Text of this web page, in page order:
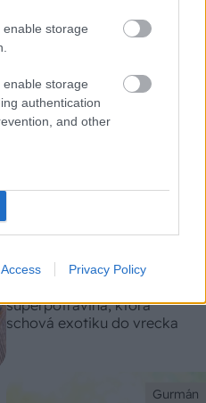
storage
storage
authentication
and other
Privacy Policy
Čas na zber lipy. Pripravte
superpotravina, ktorá
schová exotiku do vrecka
Gurmán